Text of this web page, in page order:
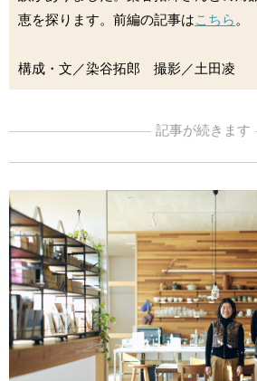
恵を探ります。前編の記事はこちら。
構成・文／染谷拓郎 撮影／土田凌
記事が続きます